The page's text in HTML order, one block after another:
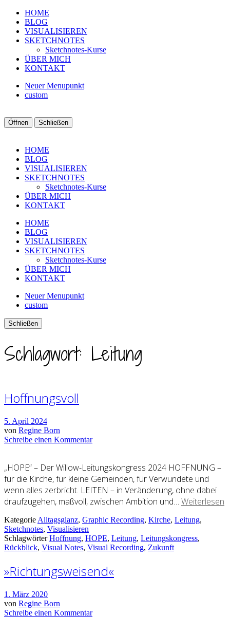
HOME
BLOG
VISUALISIEREN
SKETCHNOTES
Sketchnotes-Kurse
ÜBER MICH
KONTAKT
Neuer Menupunkt
custom
Öffnen Schließen
HOME
BLOG
VISUALISIEREN
SKETCHNOTES
Sketchnotes-Kurse
ÜBER MICH
KONTAKT
HOME
BLOG
VISUALISIEREN
SKETCHNOTES
Sketchnotes-Kurse
ÜBER MICH
KONTAKT
Neuer Menupunkt
custom
Schließen
Schlagwort: Leitung
Hoffnungsvoll
5. April 2024
von Regine Born
Schreibe einen Kommentar
„HOPE“ – Der Willow-Leitungskongress 2024 HOFFNUNG –
für die Kirche, für kleine Gemeinden, für Verwundete und
wenn alles zerbricht. LEITEN – in Veränderung, ohne dabei
draufzugehen, maßvoll, zwischen Ambition und… Weiterlesen
Kategorie Alltagsglanz, Graphic Recording, Kirche, Leitung,
Sketchnotes, Visualisieren
SchlagwörterHoffnung, HOPE, Leitung, Leitungskongress,
Rückblick, Visual Notes, Visual Recording, Zukunft
»Richtungsweisend«
1. März 2020
von Regine Born
Schreibe einen Kommentar